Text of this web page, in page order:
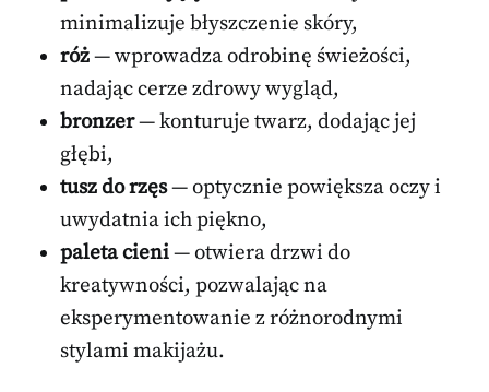
minimalizuje błyszczenie skóry,
róż— wprowadza odrobinę świeżości,
nadając cerze zdrowy wygląd,
bronzer— konturuje twarz, dodając jej
głębi,
tusz do rzęs— optycznie powiększa oczy i
uwydatnia ich piękno,
paleta cieni— otwiera drzwi do
kreatywności, pozwalając na
eksperymentowanie z różnorodnymi
stylami makijażu.